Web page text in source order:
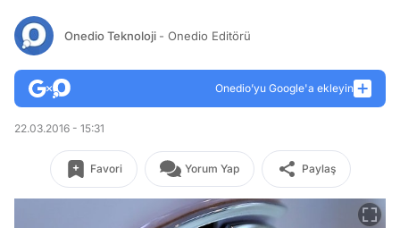
Onedio Teknoloji - Onedio Editörü
Onedio’yu Google'a ekleyin
22.03.2016 - 15:31
Favori Yorum Yap Paylaş